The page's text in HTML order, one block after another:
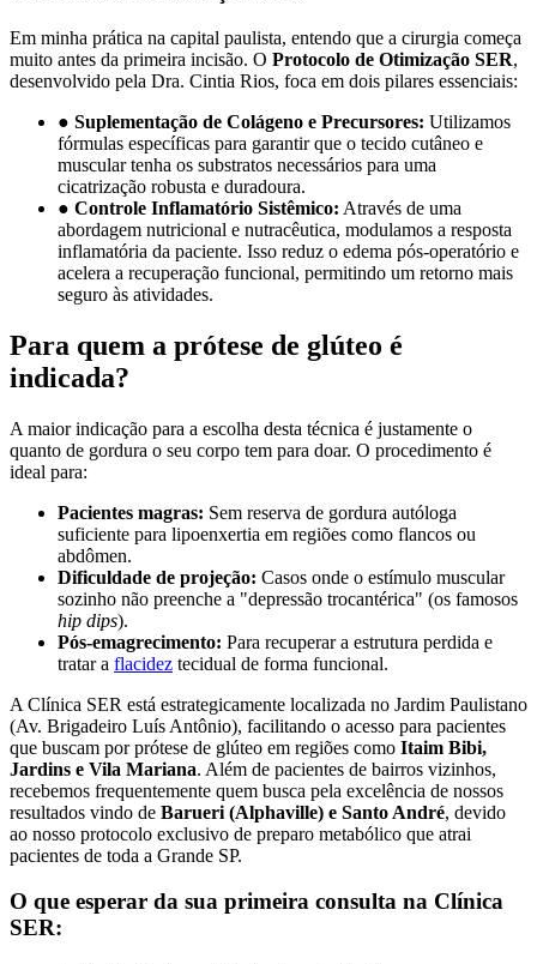
Em minha prática na capital paulista, entendo que a cirurgia começa
muito antes da primeira incisão. O Protocolo de Otimização SER,
desenvolvido pela Dra. Cintia Rios, foca em dois pilares essenciais:
● Suplementação de Colágeno e Precursores: Utilizamos
fórmulas específicas para garantir que o tecido cutâneo e
muscular tenha os substratos necessários para uma
cicatrização robusta e duradoura.
● Controle Inflamatório Sistêmico: Através de uma
abordagem nutricional e nutracêutica, modulamos a resposta
inflamatória da paciente. Isso reduz o edema pós-operatório e
acelera a recuperação funcional, permitindo um retorno mais
seguro às atividades.
Para quem a prótese de glúteo é
indicada?
A maior indicação para a escolha desta técnica é justamente o
quanto de gordura o seu corpo tem para doar. O procedimento é
ideal para:
Pacientes magras: Sem reserva de gordura autóloga
suficiente para lipoenxertia em regiões como flancos ou
abdômen.
Dificuldade de projeção: Casos onde o estímulo muscular
sozinho não preenche a "depressão trocantérica" (os famosos
hip dips).
Pós-emagrecimento: Para recuperar a estrutura perdida e
tratar a flacidez tecidual de forma funcional.
A Clínica SER está estrategicamente localizada no Jardim Paulistano
(Av. Brigadeiro Luís Antônio), facilitando o acesso para pacientes
que buscam por prótese de glúteo em regiões como Itaim Bibi,
Jardins e Vila Mariana. Além de pacientes de bairros vizinhos,
recebemos frequentemente quem busca pela excelência de nossos
resultados vindo de Barueri (Alphaville) e Santo André, devido
ao nosso protocolo exclusivo de preparo metabólico que atrai
pacientes de toda a Grande SP.
O que esperar da sua primeira consulta na Clínica
SER: